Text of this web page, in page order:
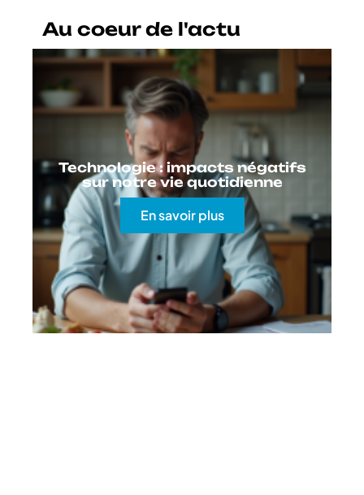
Au coeur de l'actu
Technologie : impacts négatifs
sur notre vie quotidienne
En savoir plus